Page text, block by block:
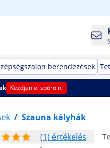
berendezések
Kezdjen el spórolni
/ Szauna kályhák
(1) értékelés